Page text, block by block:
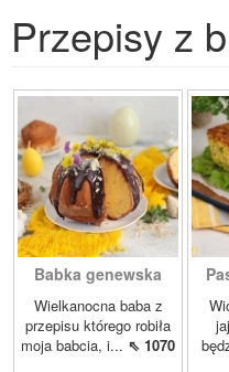
Przepisy z
Babka genewska
Wielkanocna baba z
przepisu którego robiła
moja babcia, i... ⇖ 1070